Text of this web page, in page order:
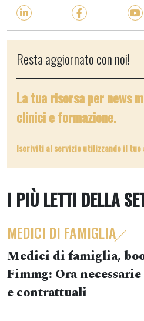
Resta aggiornato con noi!
La tua risorsa per news
clinici e formazione.
Iscriviti al servizio utilizzando il tuo
I PIÙ LETTI DELLA
MEDICI DI FAMIGLIA
Medici di famiglia,
Fimmg: Ora
e contrattuali